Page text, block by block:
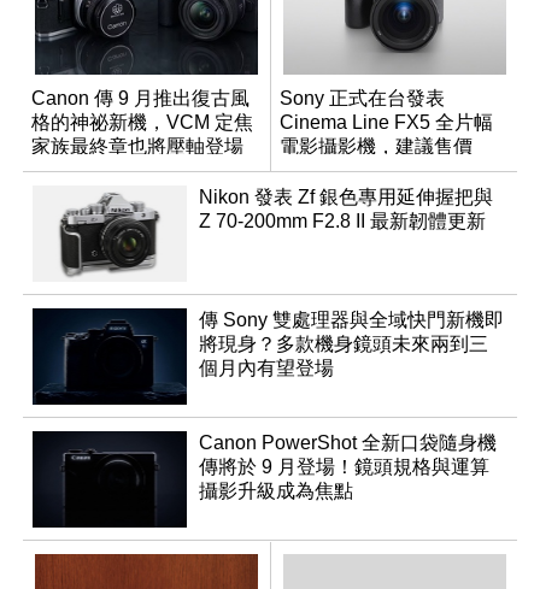
Canon 傳 9 月推出復古風
格的神祕新機，VCM 定焦
家族最終章也將壓軸登場
Sony 正式在台發表
Cinema Line FX5 全片幅
電影攝影機，建議售價
NT$144,980
Nikon 發表 Zf 銀色專用延伸握把與
Z 70-200mm F2.8 II 最新韌體更新
傳 Sony 雙處理器與全域快門新機即
將現身？多款機身鏡頭未來兩到三
個月內有望登場
Canon PowerShot 全新口袋隨身機
傳將於 9 月登場！鏡頭規格與運算
攝影升級成為焦點